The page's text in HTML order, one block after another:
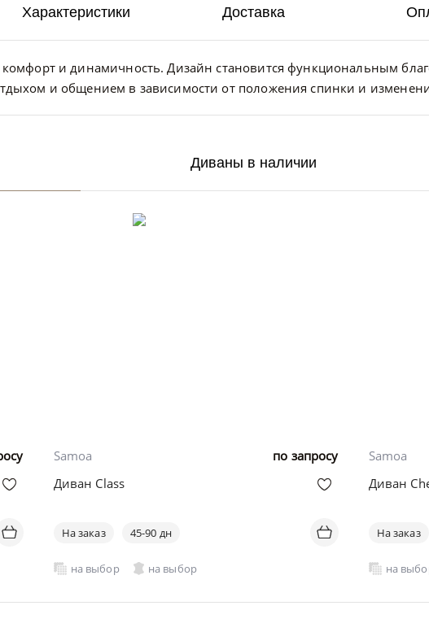
и динамичность. Дизайн становится функциональным
и общением в зависимости от положения спинки и
Характеристики Доставка
по запросу
Samoa
Диван Class
На заказ 45-90 дн
на выбор на выбор
Samoa
Диван
На заказ
на
Диваны в наличии